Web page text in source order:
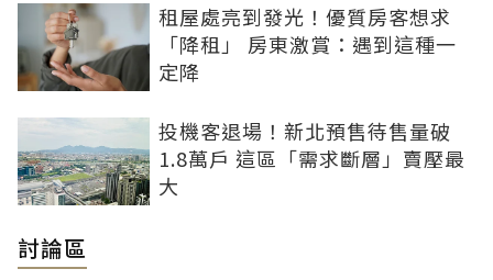
租屋處亮到發光！優質房客想求
「降租」 房東激賞：遇到這種一
定降
投機客退場！新北預售待售量破
1.8萬戶 這區「需求斷層」賣壓最
大
討論區